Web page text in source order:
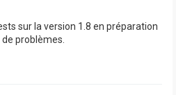
sur la version 1.8 en préparation
problèmes.